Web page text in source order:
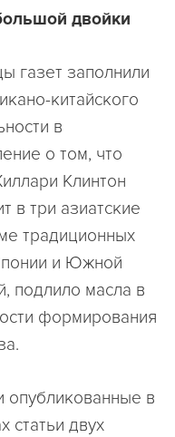
двойки
газет заполнили
китайского
в
о том, что
Клинтон
в три азиатские
традиционных
и Южной
подлило масла в
формирования
опубликованные в
статьи двух